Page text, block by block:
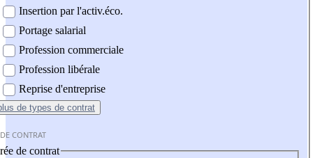
Insertion par l'activ.éco.
Portage salarial
Profession commerciale
Profession libérale
Reprise d'entreprise
de types de contrat
CONTRAT
de contrat